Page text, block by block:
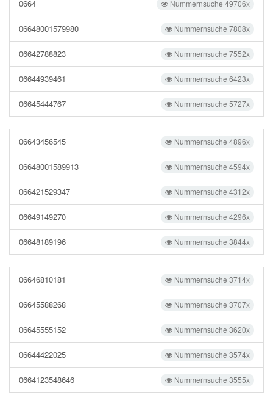
Nummernsuche 49706x
0664
Nummernsuche 7808x
06648001579980
Nummernsuche 7552x
06642788823
Nummernsuche 6423x
06644939461
Nummernsuche 5727x
06645444767
Nummernsuche 4896x
06643456545
Nummernsuche 4594x
06648001589913
Nummernsuche 4312x
066421529347
Nummernsuche 4296x
06649149270
Nummernsuche 3844x
06648189196
Nummernsuche 3714x
06646810181
Nummernsuche 3707x
06645588268
Nummernsuche 3620x
06645555152
Nummernsuche 3574x
06644422025
Nummernsuche 3555x
0664123548646